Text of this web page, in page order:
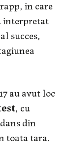
in care
interpretat
succes,
au avut loc
, cu
din
toata tara.